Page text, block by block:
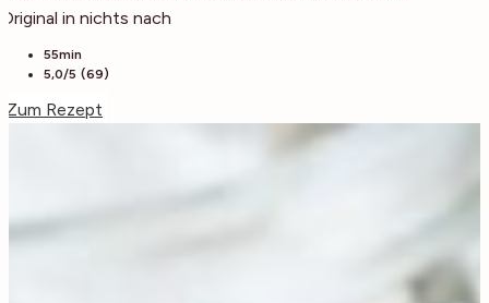
Original in nichts nach
55min
5,0/5 (69)
Zum Rezept